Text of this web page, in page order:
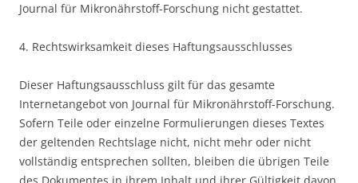
Journal für Mikronährstoff-Forschung nicht gestattet.
4. Rechtswirksamkeit dieses Haftungsausschlusses
Dieser Haftungsausschluss gilt für das gesamte
Internetangebot von Journal für Mikronährstoff-Forschung.
Sofern Teile oder einzelne Formulierungen dieses Textes
der geltenden Rechtslage nicht, nicht mehr oder nicht
vollständig entsprechen sollten, bleiben die übrigen Teile